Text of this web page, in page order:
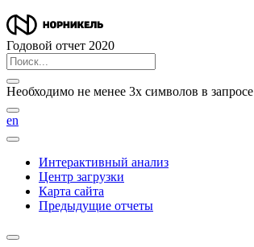
Годовой отчет 2020
Необходимо не менее 3х символов в запросе
en
Интерактивный анализ
Центр загрузки
Карта сайта
Предыдущие отчеты